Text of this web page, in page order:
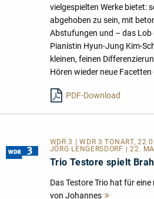
vielgespielten Werke bietet:
abgehoben zu sein, mit
Abstufungen und – das Lob
Pianistin Hyun-Jung Kim-
kleinen, feinen
Hören wieder neue Facetten
PDF-Download
WDR 3 | WDR 3 TONART,
JÖRG LENGERSDORF | 22.
Trio Testore spielt
Das Testore Trio hat für
von Johannes